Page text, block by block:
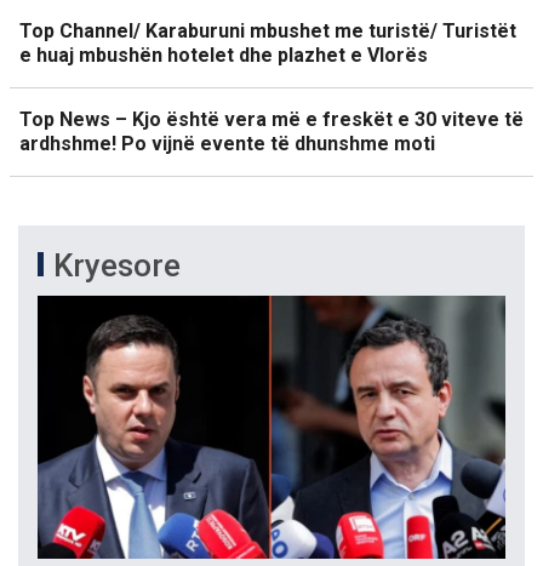
Top Channel/ Karaburuni mbushet me turistë/ Turistët
e huaj mbushën hotelet dhe plazhet e Vlorës
Top News – Kjo është vera më e freskët e 30 viteve të
ardhshme! Po vijnë evente të dhunshme moti
Kryesore